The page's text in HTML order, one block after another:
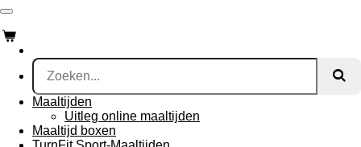
Ga
direct
naar
de
hoofdinhoud
Maaltijden
Uitleg online maaltijden
Maaltijd boxen